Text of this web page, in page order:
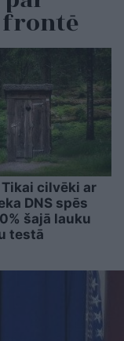
Tikai cilvēki ar
DNS spēs
šajā lauku
testā